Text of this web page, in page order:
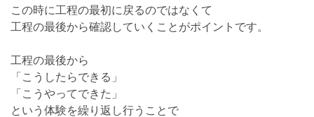
この時に工程の最初に戻るのではなくて
工程の最後から確認していくことがポイントです。
工程の最後から
「こうしたらできる」
「こうやってできた」
という体験を繰り返し行うことで